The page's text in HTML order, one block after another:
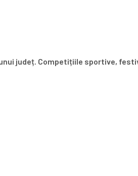
județ. Competițiile sportive,